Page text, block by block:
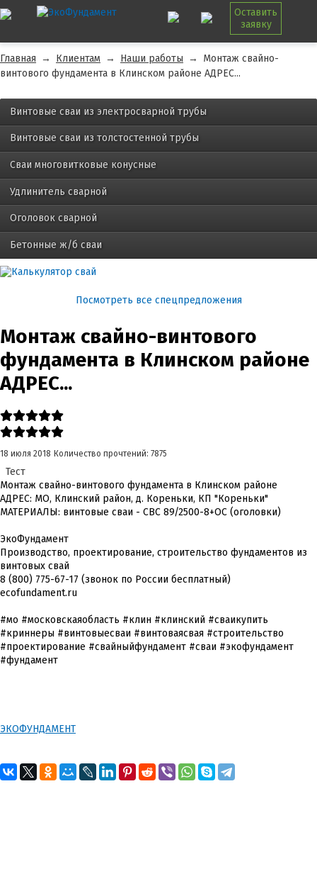
Оставить
заявку
Главная → Клиентам → Наши работы →
Монтаж свайно-
винтового фундамента в Клинском районе АДРЕС...
Винтовые сваи из электросварной трубы
Винтовые сваи из толстостенной трубы
Сваи многовитковые конусные
Удлинитель сварной
Оголовок сварной
Бетонные ж/б сваи
Посмотреть все спецпредложения
Монтаж свайно-винтового
фундамента в Клинском районе
АДРЕС...
18 июля 2018 Количество прочтений: 7875
Тест
Монтаж свайно-винтового фундамента в Клинском районе
АДРЕС: МО, Клинский район, д. Кореньки, КП "Кореньки"
МАТЕРИАЛЫ: винтовые сваи - СВС 89/2500-8+ОС (оголовки)
ЭкоФундамент
Производство, проектирование, строительство фундаментов из
винтовых свай
8 (800) 775-67-17 (звонок по России бесплатный)
ecofundament.ru
#мо #московскаяобласть #клин #клинский #сваикупить
#криннеры #винтовыесваи #винтоваясвая #строительство
#проектирование #свайныйфундамент #сваи #экофундамент
#фундамент
ЭКОФУНДАМЕНТ